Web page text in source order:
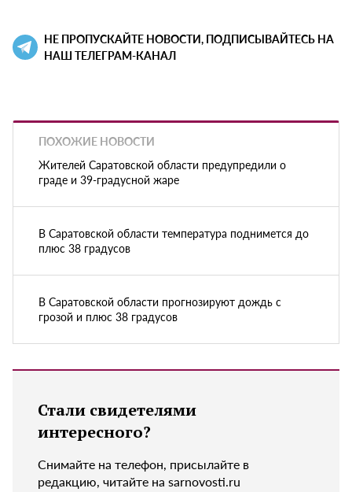
НЕ ПРОПУСКАЙТЕ НОВОСТИ, ПОДПИСЫВАЙТЕСЬ НА
НАШ ТЕЛЕГРАМ-КАНАЛ
ПОХОЖИЕ НОВОСТИ
Жителей Саратовской области предупредили о
граде и 39-градусной жаре
В Саратовской области температура поднимется до
плюс 38 градусов
В Саратовской области прогнозируют дождь с
грозой и плюс 38 градусов
Стали свидетелями
интересного?
Снимайте на телефон, присылайте в
редакцию, читайте на sarnovosti.ru